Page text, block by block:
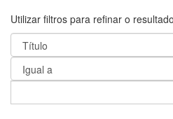
Utilizar filtros para refinar o